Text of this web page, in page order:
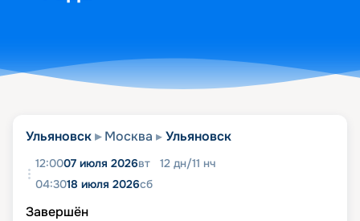
Ульяновск Москва Ульяновск
12:0007 июля 2026вт 12 дн/11 нч
04:3018 июля 2026сб
Завершён